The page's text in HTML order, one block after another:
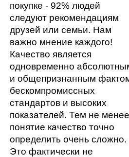
покупке - 92% людей
следуют рекомендациям
друзей или семьи. Нам
важно мнение каждого!
Качество является
одновременно
и общепризнанным
бескомпромиссных
стандартов и высоких
показателей. Тем не менее
понятие качество точно
определить очень сложно.
Это фактически не